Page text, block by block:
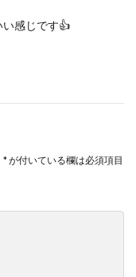
感じです👍
*が付いている欄は必須項目